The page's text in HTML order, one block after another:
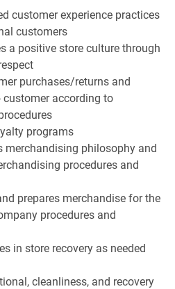
customer experience practices
customers
a positive store culture through
purchases/returns and
according to
programs
merchandising philosophy and
procedures and
prepares merchandise for the
procedures and
in store recovery as needed
cleanliness, and recovery